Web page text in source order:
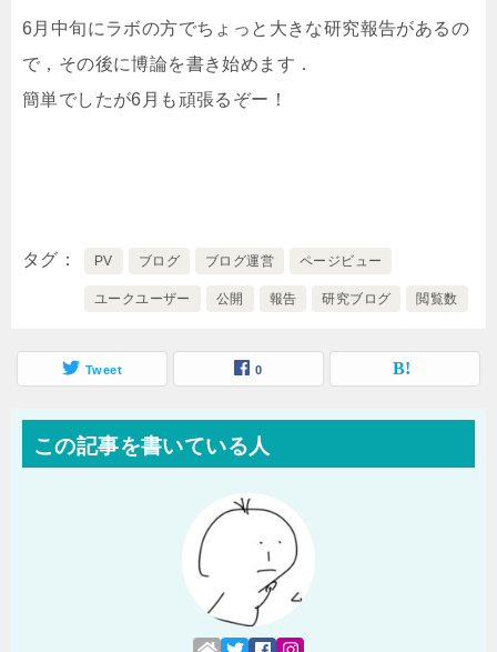
6月中旬にラボの方でちょっと大きな研究報告があるの
で，その後に博論を書き始めます．
簡単でしたが6月も頑張るぞー！
タグ PV ブログ ブログ運営 ページビュー
ユークユーザー 公開 報告 研究ブログ 閲覧数
Tweet 0
この記事を書いている人